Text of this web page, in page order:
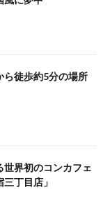
ら徒歩約5分の場所
世界初のコンカフェ
丁目店」